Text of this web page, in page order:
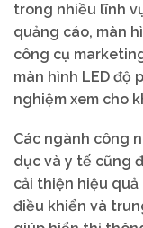
trong nhiều lĩnh
quảng cáo, màn
công cụ
màn hình LED độ
nghiệm xem cho
Các ngành công
dục và y tế cũng
cải thiện hiệu
điều khiển và